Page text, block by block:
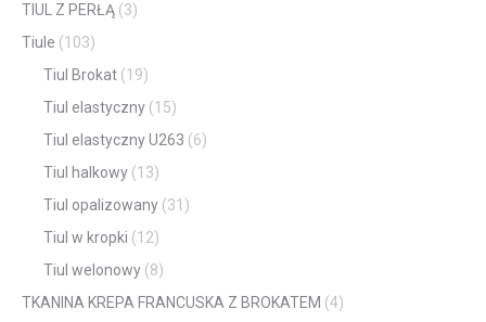
TIUL Z PERŁĄ (3)
Tiule (103)
Tiul Brokat (19)
Tiul elastyczny (15)
Tiul elastyczny U263 (6)
Tiul halkowy (13)
Tiul opalizowany (31)
Tiul w kropki (12)
Tiul welonowy (8)
TKANINA KREPA FRANCUSKA Z BROKATEM (4)